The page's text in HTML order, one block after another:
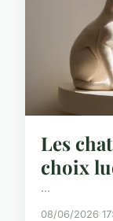
Les
choix
...
08/06/2026